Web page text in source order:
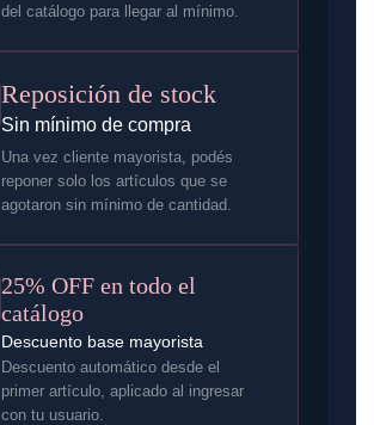
del catálogo para llegar al mínimo.
Reposición de stock
Sin mínimo de compra
Una vez cliente mayorista, podés
reponer solo los artículos que se
agotaron sin mínimo de cantidad.
25% OFF en todo el
catálogo
Descuento base mayorista
Descuento automático desde el
primer artículo, aplicado al ingresar
con tu usuario.